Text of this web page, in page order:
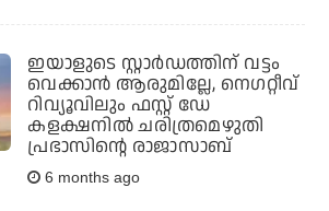
ഇയാളുടെ സ്റ്റാര്‍ഡത്തിന് വട്ടം
വെക്കാന്‍ ആരുമില്ലേ, നെഗറ്റീവ്
റിവ്യൂവിലും ഫസ്റ്റ് ഡേ
കളക്ഷനില്‍ ചരിത്രമെഴുതി
പ്രഭാസിന്റെ രാജാസാബ്
6 months ago